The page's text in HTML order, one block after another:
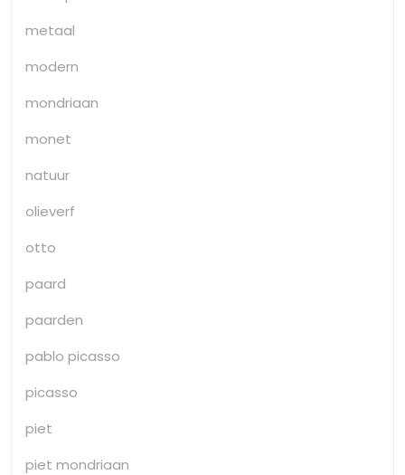
metaal
modern
mondriaan
monet
natuur
olieverf
otto
paard
paarden
pablo picasso
picasso
piet
piet mondriaan